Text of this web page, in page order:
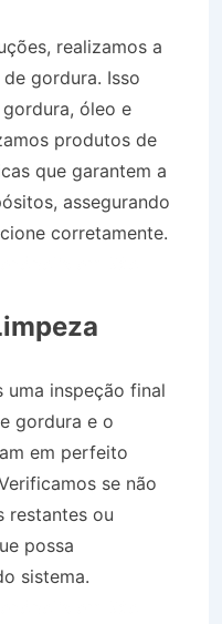
realizamos a
gordura. Isso
óleo e
produtos de
que garantem a
assegurando
corretamente.
uma inspeção final
gordura e o
em perfeito
se não
restantes ou
possa
sistema.